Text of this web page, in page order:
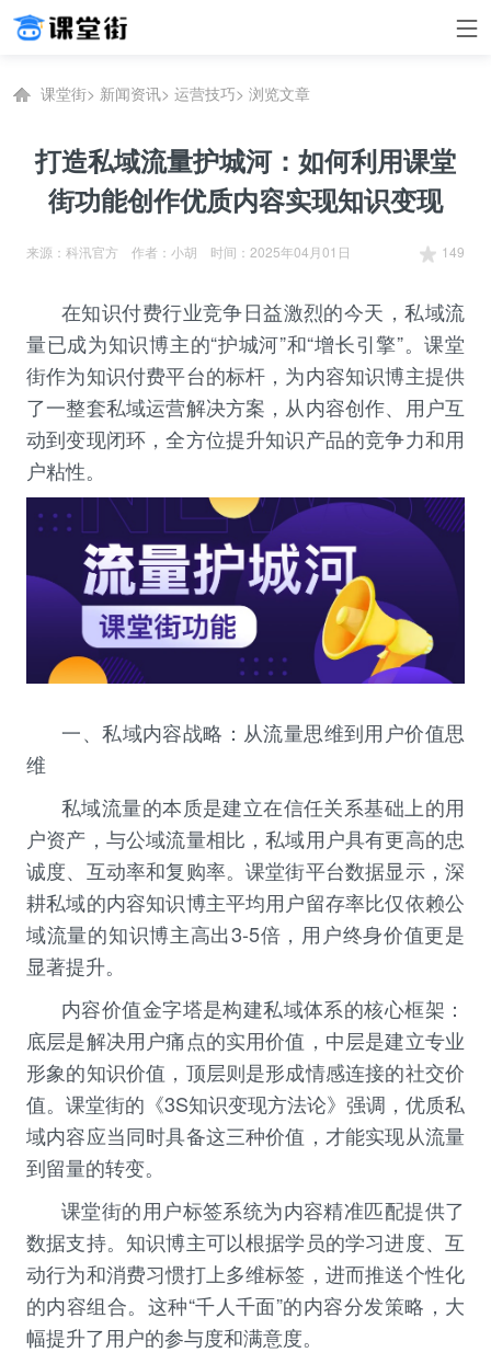
课堂街> 新闻资讯> 运营技巧> 浏览文章
打造私域流量护城河：如何利用课堂
街功能创作优质内容实现知识变现
149
来源：科汛官方 作者：小胡 时间：2025年04月01日
在知识付费行业竞争日益激烈的今天，私域流
量已成为知识博主的“护城河”和“增长引擎”。课堂
街作为知识付费平台的标杆，为内容知识博主提供
了一整套私域运营解决方案，从内容创作、用户互
动到变现闭环，全方位提升知识产品的竞争力和用
户粘性。
一、私域内容战略：从流量思维到用户价值思
维
私域流量的本质是建立在信任关系基础上的用
户资产，与公域流量相比，私域用户具有更高的忠
诚度、互动率和复购率。课堂街平台数据显示，深
耕私域的内容知识博主平均用户留存率比仅依赖公
域流量的知识博主高出3-5倍，用户终身价值更是
显著提升。
内容价值金字塔是构建私域体系的核心框架：
底层是解决用户痛点的实用价值，中层是建立专业
形象的知识价值，顶层则是形成情感连接的社交价
值。课堂街的《3S知识变现方法论》强调，优质私
域内容应当同时具备这三种价值，才能实现从流量
到留量的转变。
课堂街的用户标签系统为内容精准匹配提供了
数据支持。知识博主可以根据学员的学习进度、互
动行为和消费习惯打上多维标签，进而推送个性化
的内容组合。这种“千人千面”的内容分发策略，大
幅提升了用户的参与度和满意度。